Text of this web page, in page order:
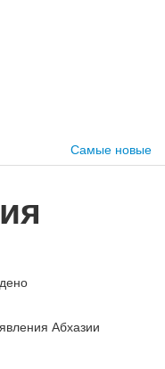
Самые новые
Абхазии